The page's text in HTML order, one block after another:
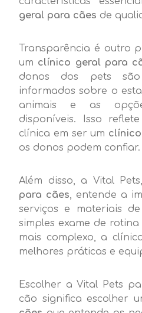
geral para cães de
Transparência é outro
um clínico geral para
donos dos pets são
informados sobre o
animais e as
disponíveis. Isso
clínica em ser um
os donos podem confiar.
Além disso, a Vital
para cães, entende a
serviços e materiais
simples exame de
mais complexo, a
melhores práticas e
Escolher a Vital Pets
cão significa escolher